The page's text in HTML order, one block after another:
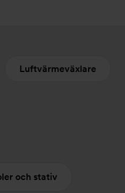
Luftvärmeväxlare
och stativ